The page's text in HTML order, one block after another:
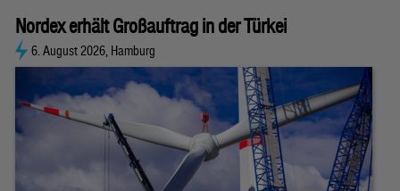
Nordex erhält Großauftrag in der Türkei
6. August 2026, Hamburg